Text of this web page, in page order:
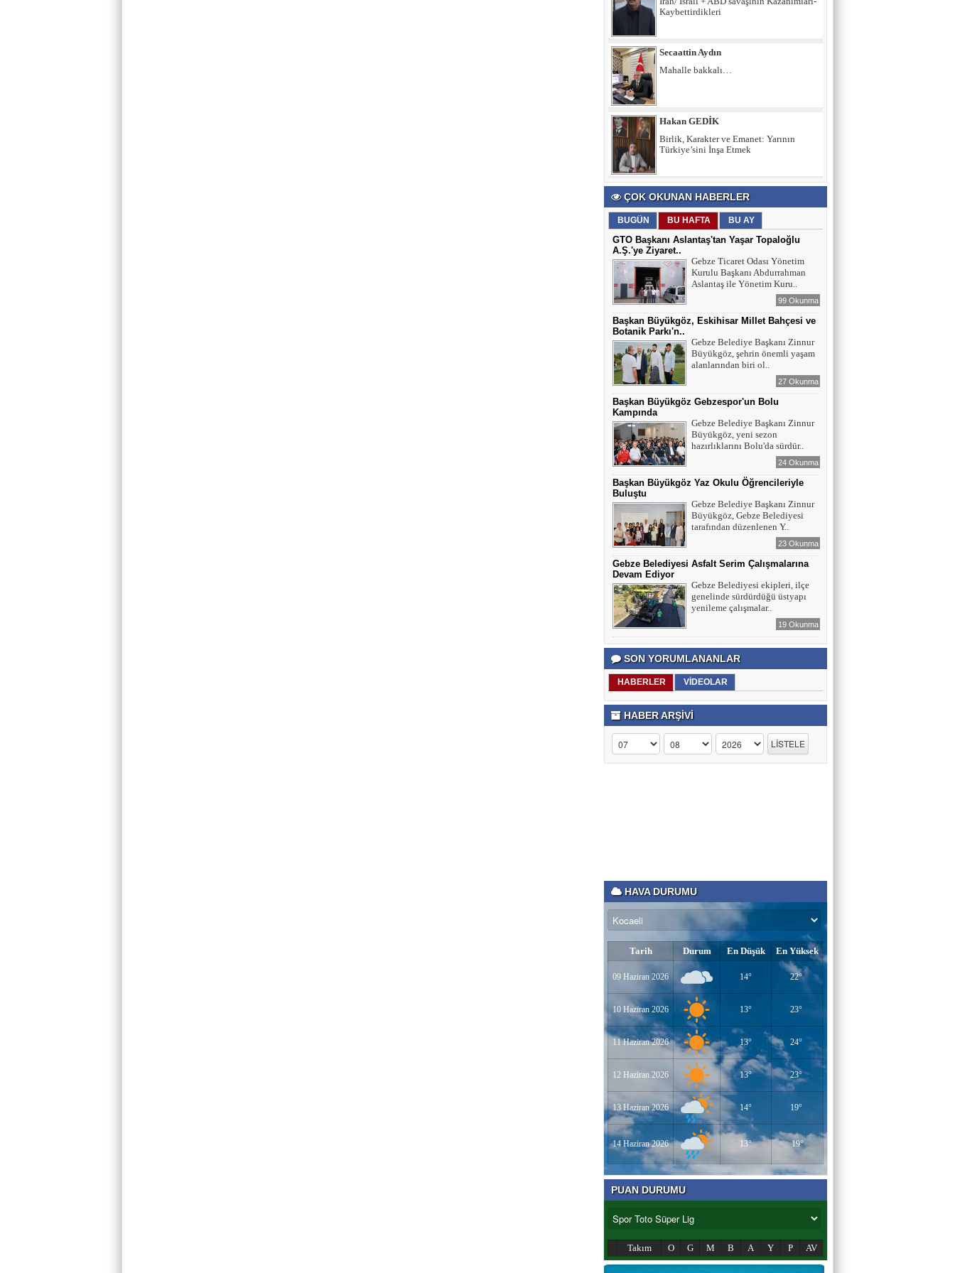
Kaybettirdikleri
Secaattin Aydın
Mahalle bakkalı…
Hakan GEDİK
Birlik, Karakter ve Emanet: Yarının
Türkiye’sini İnşa Etmek
Başkan Aslantaş’a "Hırsız" demek
insafsızlıktır
ÇOK OKUNAN HABERLER
BUGÜN BU HAFTA BU AY
GTO Başkanı Aslantaş'tan Yaşar Topaloğlu
A.Ş.'ye Ziyaret..
Gebze Ticaret Odası Yönetim
Kurulu Başkanı Abdurrahman
Aslantaş ile Yönetim Kuru..
99 Okunma
Başkan Büyükgöz, Eskihisar Millet Bahçesi ve
Botanik Parkı'n..
Gebze Belediye Başkanı Zinnur
Büyükgöz, şehrin önemli yaşam
alanlarından biri ol..
27 Okunma
Başkan Büyükgöz Gebzespor'un Bolu
Kampında
Gebze Belediye Başkanı Zinnur
Büyükgöz, yeni sezon
hazırlıklarını Bolu'da sürdür..
24 Okunma
Başkan Büyükgöz Yaz Okulu Öğrencileriyle
Buluştu
Gebze Belediye Başkanı Zinnur
Büyükgöz, Gebze Belediyesi
tarafından düzenlenen Y..
23 Okunma
Gebze Belediyesi Asfalt Serim Çalışmalarına
Devam Ediyor
Gebze Belediyesi ekipleri, ilçe
genelinde sürdürdüğü üstyapı
yenileme çalışmalar..
19 Okunma
SON YORUMLANANLAR
HABERLER VİDEOLAR
HABER ARŞİVİ
HAVA DURUMU
Tarih Durum En Düşük En Yüksek
09 Haziran 2026 14° 22°
10 Haziran 2026 13° 23°
11 Haziran 2026 13° 24°
12 Haziran 2026 13° 23°
13 Haziran 2026 14° 19°
14 Haziran 2026 13° 19°
PUAN DURUMU
Takım O G M B A Y P AV